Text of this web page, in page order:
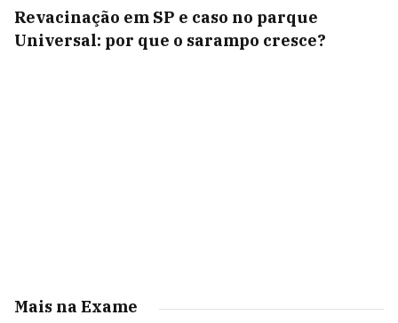
Revacinação em SP e caso no parque
Universal: por que o sarampo cresce?
Mais na Exame